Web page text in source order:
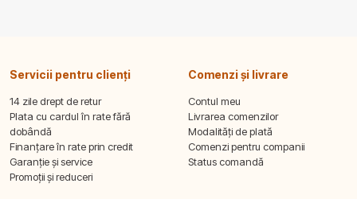
Servicii pentru clienți
14 zile drept de retur
Plata cu cardul în rate fără
dobândă
Finanțare în rate prin credit
Garanție și service
Promoții și reduceri
Comenzi și livrare
Contul meu
Livrarea comenzilor
Modalități de plată
Comenzi pentru companii
Status comandă